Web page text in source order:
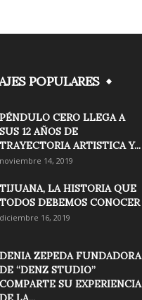
POPULARES
PÉNDULO CERO LLEGA A
SUS 12 AÑOS DE
TRAYECTORIA ARTISTICA Y...
noviembre 14, 2019
TIJUANA, LA HISTORIA QUE
TODOS DEBEMOS CONOCER
diciembre 16, 2019
DENIA ZEPEDA FUNDADORA
DE “DENZ STUDIO”
COMPARTE SU EXPERIENCIA